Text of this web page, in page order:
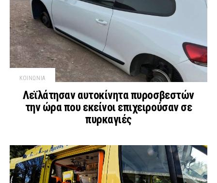
ΚΟΙΝΩΝΙΑ
Λεϊλάτησαν αυτοκίνητα πυροσβεστών
την ώρα που εκείνοι επιχειρούσαν σε
πυρκαγιές